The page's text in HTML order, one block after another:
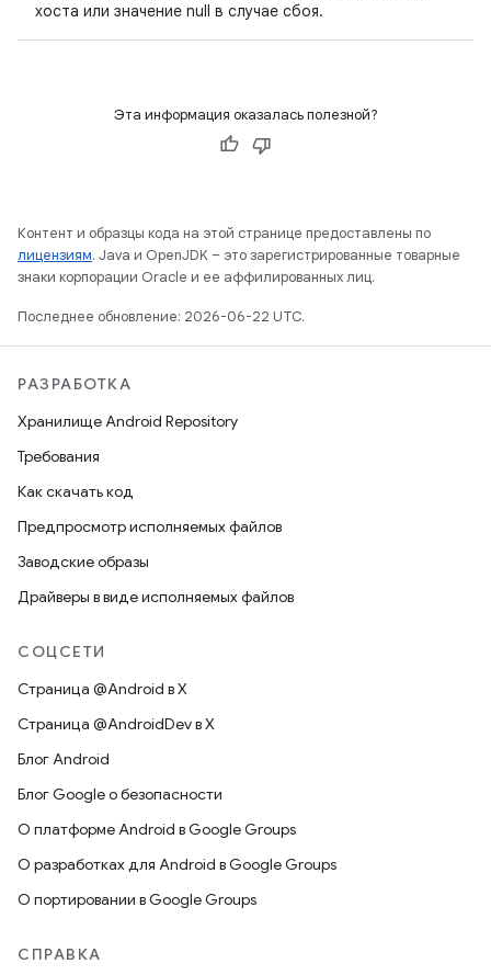
хоста или значение null в случае сбоя.
Эта информация оказалась полезной?
Контент и образцы кода на этой странице предоставлены по
лицензиям. Java и OpenJDK – это зарегистрированные товарные
знаки корпорации Oracle и ее аффилированных лиц.
Последнее обновление: 2026-06-22 UTC.
РАЗРАБОТКА
Хранилище Android Repository
Требования
Как скачать код
Предпросмотр исполняемых файлов
Заводские образы
Драйверы в виде исполняемых файлов
СОЦСЕТИ
Страница @Android в X
Страница @AndroidDev в X
Блог Android
Блог Google о безопасности
О платформе Android в Google Groups
О разработках для Android в Google Groups
О портировании в Google Groups
СПРАВКА